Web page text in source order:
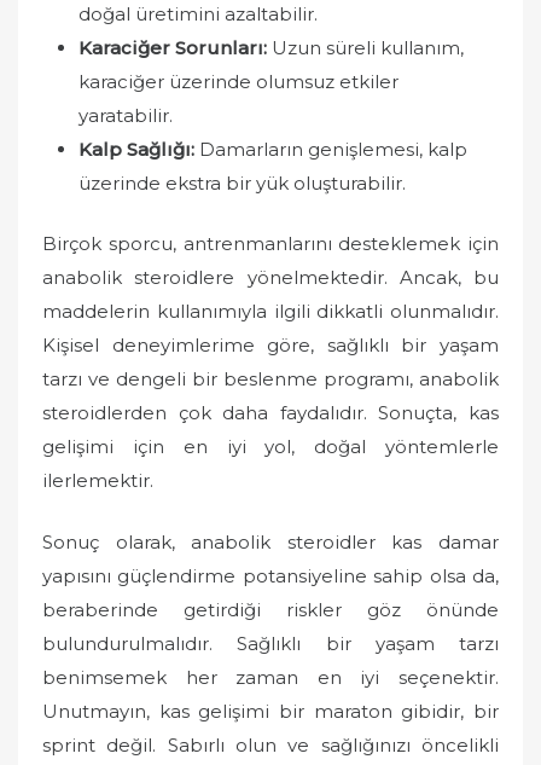
doğal üretimini azaltabilir.
Karaciğer Sorunları: Uzun süreli kullanım,
karaciğer üzerinde olumsuz etkiler
yaratabilir.
Kalp Sağlığı: Damarların genişlemesi, kalp
üzerinde ekstra bir yük oluşturabilir.
Birçok sporcu, antrenmanlarını desteklemek için
anabolik steroidlere yönelmektedir. Ancak, bu
maddelerin kullanımıyla ilgili dikkatli olunmalıdır.
Kişisel deneyimlerime göre, sağlıklı bir yaşam
tarzı ve dengeli bir beslenme programı, anabolik
steroidlerden çok daha faydalıdır. Sonuçta, kas
gelişimi için en iyi yol, doğal yöntemlerle
ilerlemektir.
Sonuç olarak, anabolik steroidler kas damar
yapısını güçlendirme potansiyeline sahip olsa da,
beraberinde getirdiği riskler göz önünde
bulundurulmalıdır. Sağlıklı bir yaşam tarzı
benimsemek her zaman en iyi seçenektir.
Unutmayın, kas gelişimi bir maraton gibidir, bir
sprint değil. Sabırlı olun ve sağlığınızı öncelikli